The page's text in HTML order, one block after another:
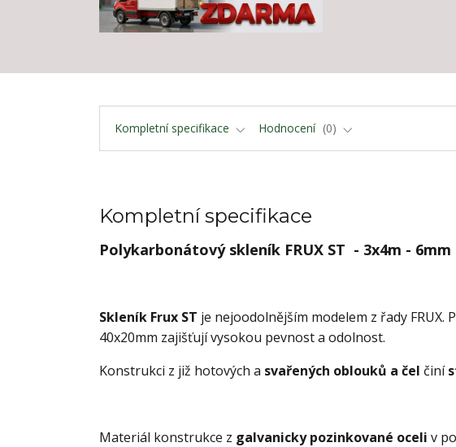
Kompletní specifikace Hodnocení 0
Kompletní specifikace
Polykarbonátový skleník FRUX ST - 3x4m - 6mm
Skleník Frux ST je nejoodolnějším modelem z řady
40x20mm zajišťují vysokou pevnost a odolnost.
Konstrukci z již hotových a svařených oblouků a čel činí
Materiál konstrukce z galvanicky pozinkované oceli v